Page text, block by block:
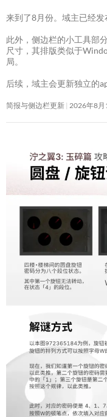
来到了8月份。域主已经发
此外，侧边栏的小工具部
尺寸，其排版类似于
局。
后续，域主会更新独立的
简报与侧边栏更新 2026年8月